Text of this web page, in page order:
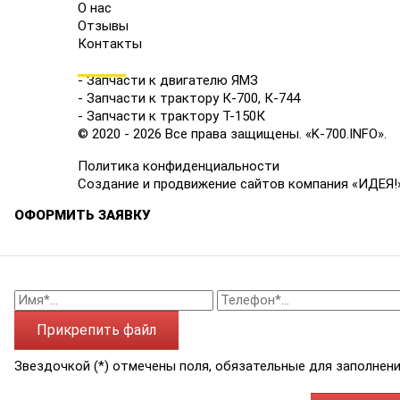
О нас
Отзывы
Контакты
- Запчасти к двигателю ЯМЗ
- Запчасти к трактору К-700, К-744
- Запчасти к трактору Т-150К
© 2020 - 2026 Все права защищены. «K-700.INFO».
Политика конфиденциальности
Создание и продвижение сайтов компания
ОФОРМИТЬ ЗАЯВКУ
Прикрепить файл
Звездочкой (*) отмечены поля, обязательные для